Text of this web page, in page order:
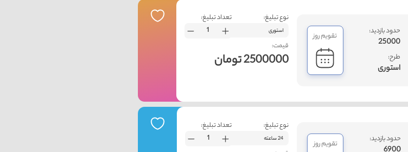
نوع تبلیغ:
استوری
تعداد تبلیغ:
قیمت:
2500000 تومان
حدود بازدید:
25000
طرح:
استوری
تقویم روز
نوع تبلیغ:
24 ساعته
تعداد تبلیغ:
حدود بازدید: تقویم روز